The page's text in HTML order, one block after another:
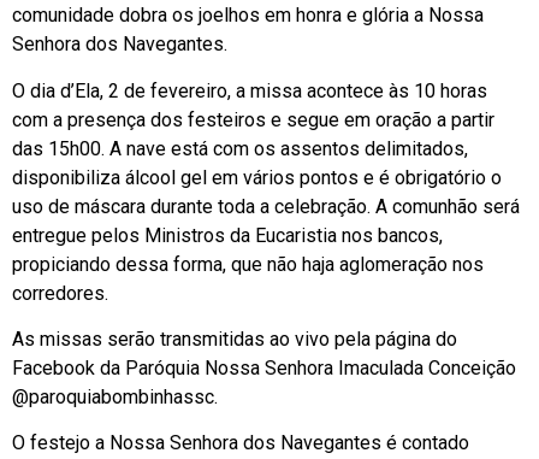
comunidade dobra os joelhos em honra e glória a Nossa
Senhora dos Navegantes.
O dia d’Ela, 2 de fevereiro, a missa acontece às 10 horas
com a presença dos festeiros e segue em oração a partir
das 15h00. A nave está com os assentos delimitados,
disponibiliza álcool gel em vários pontos e é obrigatório o
uso de máscara durante toda a celebração. A comunhão será
entregue pelos Ministros da Eucaristia nos bancos,
propiciando dessa forma, que não haja aglomeração nos
corredores.
As missas serão transmitidas ao vivo pela página do
Facebook da Paróquia Nossa Senhora Imaculada Conceição
@paroquiabombinhassc.
O festejo a Nossa Senhora dos Navegantes é contado